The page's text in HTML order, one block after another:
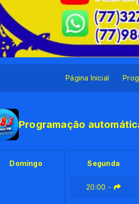
Página Inicial
Programação
Domingo Segunda
20:00 -